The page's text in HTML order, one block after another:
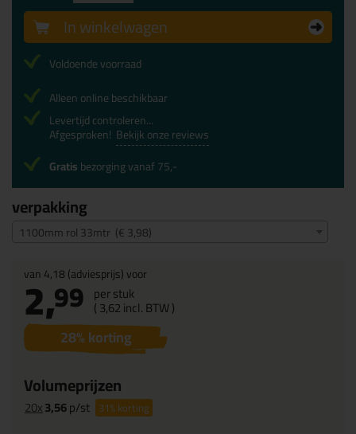
verpakking
1100mm rol 33mtr (€ 3,98)
van4,18(adviesprijs) voor
2,99 per stuk
(3,62incl. BTW )
28% korting
Volumeprijzen
20x3,56p/st 31%korting
In winkelwagen
Voldoende voorraad
Alleen online beschikbaar
Levertijd controleren...
Afgesproken! Bekijk onze reviews
Gratisbezorging vanaf 75,-